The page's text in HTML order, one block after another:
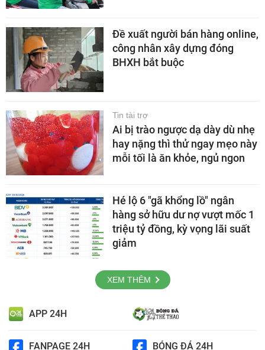
Đề xuất người bán hàng online,
công nhân xây dựng đóng
BHXH bắt buộc
Tin tài trợ
Ai bị trào ngược dạ dày dù nhẹ
hay nặng thì thử ngay mẹo này
mỗi tối là ăn khỏe, ngủ ngon
Hé lộ 6 "gã khổng lồ" ngân
hàng sở hữu dư nợ vượt mốc 1
triệu tỷ đồng, kỳ vọng lãi suất
giảm
XEM THÊM
APP 24H
FANPAGE 24H BÓNG ĐÁ 24H